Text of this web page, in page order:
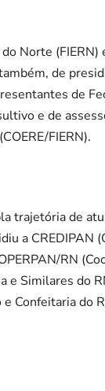
Norte
de
de
e de
FIERN).
trajetória de
a CREDIPAN
RN
e Similares do
Confeitaria do